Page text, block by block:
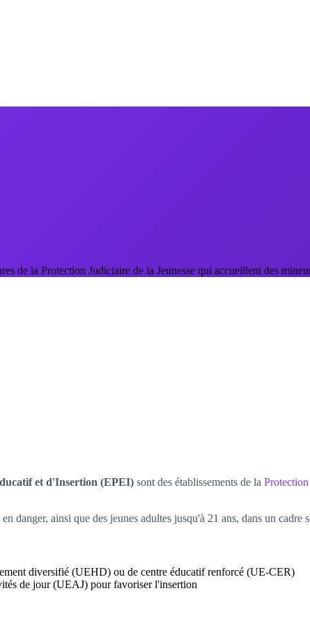
de la Protection Judiciaire de la Jeunesse qui accueillent des
et d'Insertion (EPEI) sont des établissements de la Protection
danger, ainsi que des jeunes adultes jusqu'à 21 ans, dans un cadre
diversifié (UEHD) ou de centre éducatif renforcé (UE-CER)
de jour (UEAJ) pour favoriser l'insertion